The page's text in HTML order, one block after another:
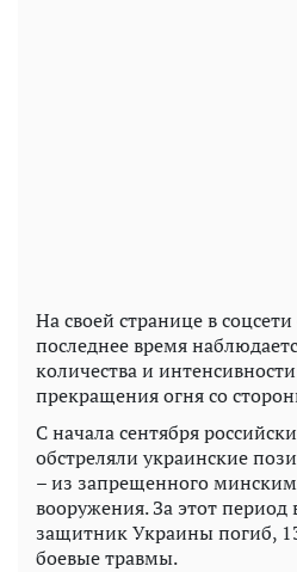
На своей странице в
последнее время
количества и
прекращения огня со
С начала сентября
обстреляли украинские
– из запрещенного
вооружения. За этот
защитник Украины погиб,
боевые травмы.